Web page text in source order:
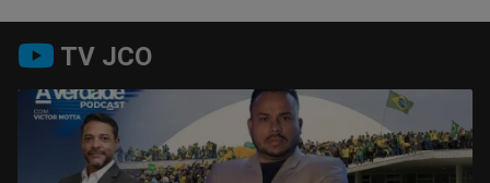
Compartilhar
no
Facebook
no
Whatsapp
no
Twitter
no
Messenger
no
Telegram
no
Gettr
TV JCO